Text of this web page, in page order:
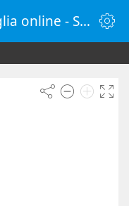
Sveglia alle 04:56 - Sveglia online - SvegliaOnline.it